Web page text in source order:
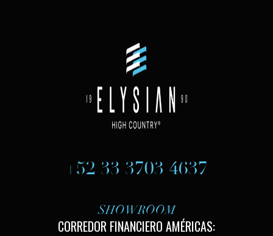
+52 33 3703 4637
SHOWROOM
CORREDOR FINANCIERO AMÉRICAS: